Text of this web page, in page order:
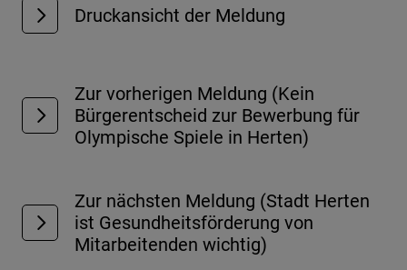
Druckansicht der Meldung
Zur vorherigen Meldung (Kein
Bürgerentscheid zur Bewerbung für
Olympische Spiele in Herten)
Zur nächsten Meldung (Stadt Herten
ist Gesundheitsförderung von
Mitarbeitenden wichtig)